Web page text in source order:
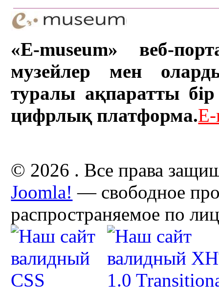
«E-museum» веб-
музейлер мен
туралы ақпаратты бір
цифрлық платформа.
© 2026 . Все права
Joomla! — свободное
распространяемое по